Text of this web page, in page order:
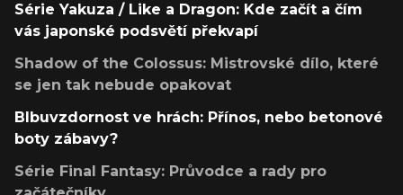
Série Yakuza / Like a Dragon: Kde začít a čím
vás japonské podsvětí překvapí
Shadow of the Colossus: Mistrovské dílo, které
se jen tak nebude opakovat
Blbuvzdornost ve hrách: Přínos, nebo betonové
boty zábavy?
Série Final Fantasy: Průvodce a rady pro